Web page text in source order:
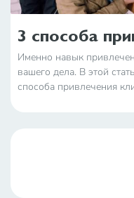
3 способа
Именно навык
вашего дела. В этой
способа привлечения